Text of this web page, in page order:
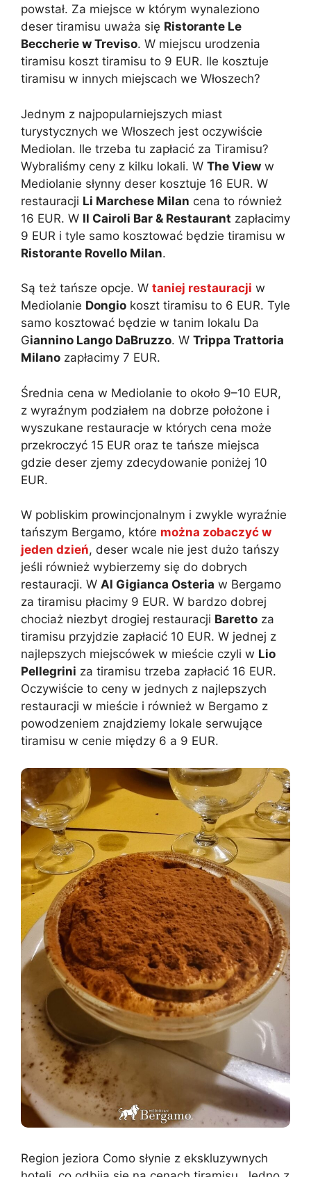
powstał. Za miejsce w którym wynaleziono
deser tiramisu uważa się Ristorante Le
Beccherie w Treviso. W miejscu urodzenia
tiramisu koszt tiramisu to 9 EUR. Ile kosztuje
tiramisu w innych miejscach we Włoszech?
Jednym z najpopularniejszych miast
turystycznych we Włoszech jest oczywiście
Mediolan. Ile trzeba tu zapłacić za Tiramisu?
Wybraliśmy ceny z kilku lokali. W The View w
Mediolanie słynny deser kosztuje 16 EUR. W
restauracji Li Marchese Milan cena to również
16 EUR. W Il Cairoli Bar & Restaurant zapłacimy
9 EUR i tyle samo kosztować będzie tiramisu w
Ristorante Rovello Milan.
Są też tańsze opcje. W taniej restauracji w
Mediolanie Dongio koszt tiramisu to 6 EUR. Tyle
samo kosztować będzie w tanim lokalu Da
Giannino Lango DaBruzzo. W Trippa Trattoria
Milano zapłacimy 7 EUR.
Średnia cena w Mediolanie to około 9–10 EUR,
z wyraźnym podziałem na dobrze położone i
wyszukane restauracje w których cena może
przekroczyć 15 EUR oraz te tańsze miejsca
gdzie deser zjemy zdecydowanie poniżej 10
EUR.
W pobliskim prowincjonalnym i zwykle wyraźnie
tańszym Bergamo, które można zobaczyć w
jeden dzień, deser wcale nie jest dużo tańszy
jeśli również wybierzemy się do dobrych
restauracji. W Al Gigianca Osteria w Bergamo
za tiramisu płacimy 9 EUR. W bardzo dobrej
chociaż niezbyt drogiej restauracji Baretto za
tiramisu przyjdzie zapłacić 10 EUR. W jednej z
najlepszych miejscówek w mieście czyli w Lio
Pellegrini za tiramisu trzeba zapłacić 16 EUR.
Oczywiście to ceny w jednych z najlepszych
restauracji w mieście i również w Bergamo z
powodzeniem znajdziemy lokale serwujące
tiramisu w cenie między 6 a 9 EUR.
Region jeziora Como słynie z ekskluzywnych